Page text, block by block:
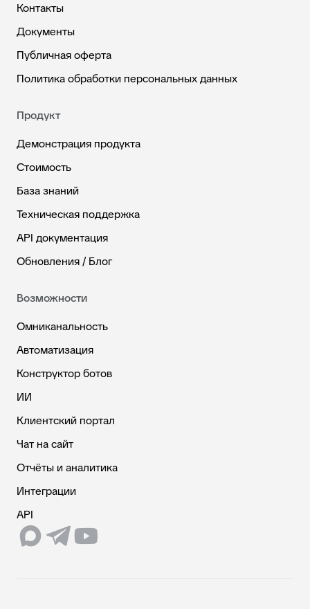
Контакты
Документы
Публичная оферта
Политика обработки персональных данных
Продукт
Демонстрация продукта
Стоимость
База знаний
Техническая поддержка
API документация
Обновления / Блог
Возможности
Омниканальность
Автоматизация
Конструктор ботов
ИИ
Клиентский портал
Чат на сайт
Отчёты и аналитика
Интеграции
API